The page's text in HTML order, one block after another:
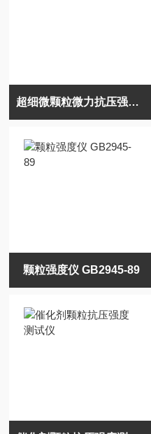
超细微颗粒微力抗压强度仪
颗粒强度仪 GB2945-89